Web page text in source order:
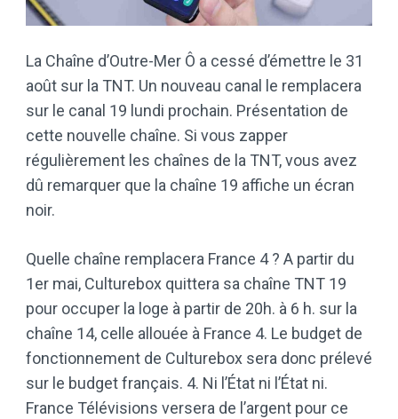
La Chaîne d’Outre-Mer Ô a cessé d’émettre le 31
août sur la TNT. Un nouveau canal le remplacera
sur le canal 19 lundi prochain. Présentation de
cette nouvelle chaîne. Si vous zapper
régulièrement les chaînes de la TNT, vous avez
dû remarquer que la chaîne 19 affiche un écran
noir.
Quelle chaîne remplacera France 4 ? A partir du
1er mai, Culturebox quittera sa chaîne TNT 19
pour occuper la loge à partir de 20h. à 6 h. sur la
chaîne 14, celle allouée à France 4. Le budget de
fonctionnement de Culturebox sera donc prélevé
sur le budget français. 4. Ni l’État ni l’État ni.
France Télévisions versera de l’argent pour ce